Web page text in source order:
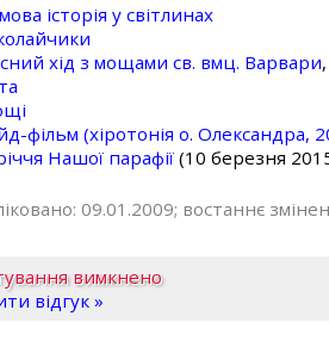
історія у світлинах
хід з мощами св. вмц. Варвари
фільм (хіротонія о. Олександра,
Нашої парафiї(10 березня
09.01.2009; востаннє
вимкнено
відгук »